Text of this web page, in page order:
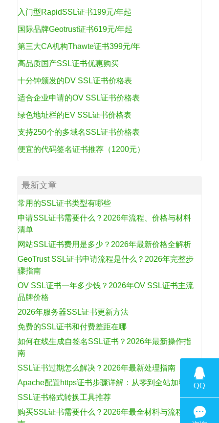
入门型RapidSSL证书199元/年起
国际品牌Geotrust证书619元/年起
第三大CA机构Thawte证书399元/年
高品质国产SSL证书优惠购买
十分钟颁发的DV SSL证书价格表
适合企业申请的OV SSL证书价格表
绿色地址栏的EV SSL证书价格表
支持250个的多域名SSL证书价格表
便宜的代码签名证书推荐（1200元）
最新文章
常用的SSL证书类型有哪些
申请SSL证书需要什么？2026年流程、价格与材料
清单
网站SSL证书费用是多少？2026年最新价格全解析
GeoTrust SSL证书申请流程是什么？2026年完整步
骤指南
OV SSL证书一年多少钱？2026年OV SSL证书主流
品牌价格
2026年服务器SSL证书更新方法
免费的SSL证书和付费差距在哪
如何在线生成自签名SSL证书？2026年最新操作指
南
SSL证书过期怎么解决？2026年最新处理指南
Apache配置https证书步骤详解：从零到全站加密
SSL证书格式转换工具推荐
购买SSL证书需要什么？2026年最全材料与流程指